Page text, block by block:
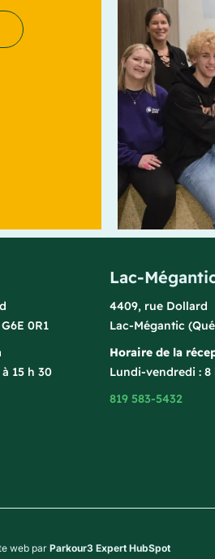
0R1
15 h 30
Lac-
4409, rue Dollard
Lac-Mégantic
Horaire de la
Lundi-vendredi : 8
819 583-5432
web par Parkour3 Expert HubSpot